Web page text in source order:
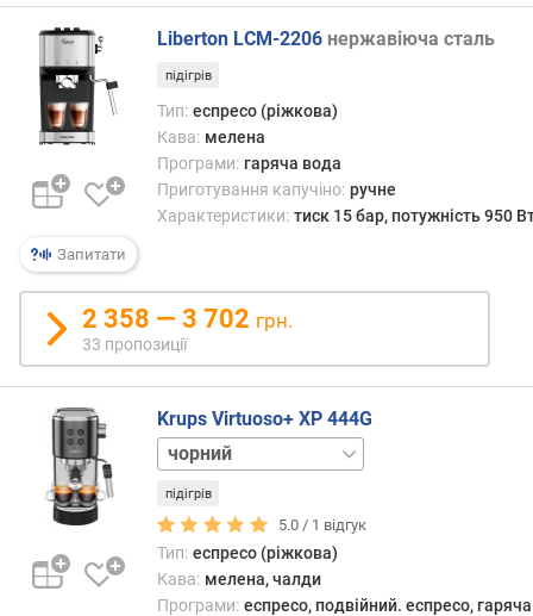
й
н
е
р
д
л
г
у
і
(
п
о
р
ц
і
)
с
о
ж
Запитати
Liberton LCM-2206 нержавіюча сталь
підігрів
Тип: еспресо (ріжкова)
Кава: мелена
Програми: гаряча вода
Приготування капучіно: ручне
Характеристики: тиск 15 бар, потужність 950
2 358 — 3 702 грн.
33 пропозиції
Krups Virtuoso+ XP 444G
нержавіюча
сталь
підігрів
5.0 / 1 відгук
Тип: еспресо (ріжкова)
Кава: мелена, чалди
Програми: еспресо, подвійний. еспресо,